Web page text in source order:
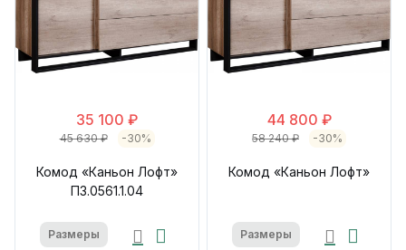
35 100 ₽
45 630 ₽ -30%
Комод «Каньон Лофт»
П3.0561.1.04
Размеры
44 800 ₽
58 240 ₽ -30%
Комод «Каньон Лофт»
Размеры